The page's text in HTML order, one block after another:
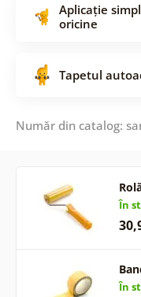
Aplicație
oricine
Tapetul
Număr din catalog:
În
În